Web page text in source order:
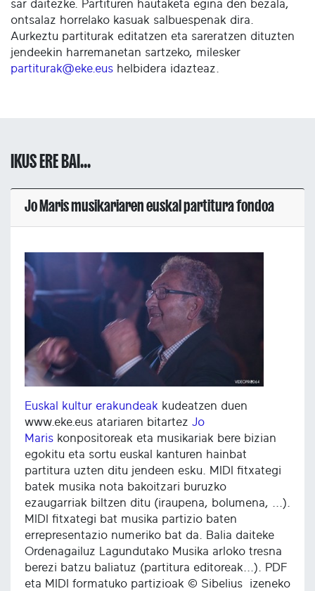
sar daitezke. Partituren hautaketa egina den bezala,
ontsalaz horrelako kasuak salbuespenak dira.
Aurkeztu partiturak editatzen eta sareratzen dituzten
jendeekin harremanetan sartzeko, milesker
partiturak@eke.eus helbidera idazteaz.
IKUS ERE BAI...
Jo Maris musikariaren euskal partitura fondoa
Euskal kultur erakundeak kudeatzen duen
www.eke.eus atariaren bitartez Jo
Maris konpositoreak eta musikariak bere bizian
egokitu eta sortu euskal kanturen hainbat
partitura uzten ditu jendeen esku. MIDI fitxategi
batek musika nota bakoitzari buruzko
ezaugarriak biltzen ditu (iraupena, bolumena, ...).
MIDI fitxategi bat musika partizio baten
errepresentazio numeriko bat da. Balia daiteke
Ordenagailuz Lagundutako Musika arloko tresna
berezi batzu baliatuz (partitura editoreak...). PDF
eta MIDI formatuko partizioak © Sibelius izeneko